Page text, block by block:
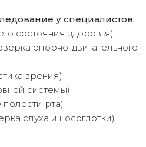
у специалистов:
состояния здоровья)
опорно-двигательного
зрения)
системы)
полости рта)
слуха и носоглотки)